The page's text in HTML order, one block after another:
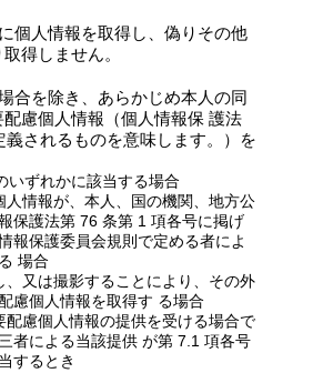
個人情報を取得し、偽りその他
得しません。
合を除き、あらかじめ本人の同
慮個人情報（個人情報保 護法
義されるものを意味します。）を
いずれかに該当する場合
人情報が、本人、国の機関、地方公
保護法第 76 条第 1 項各号に掲げ
報保護委員会規則で定める者によ
場合
、又は撮影することにより、その外
慮個人情報を取得す る場合
配慮個人情報の提供を受ける場合で
者による当該提供 が第 7.1 項各号
するとき